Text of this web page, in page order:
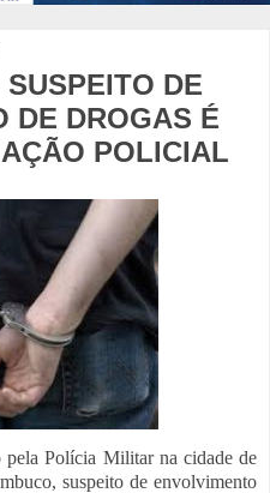
DE
DE DROGAS É
POLICIAL
Polícia Militar na cidade de
suspeito de envolvimento